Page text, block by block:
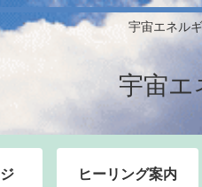
宇宙エネル
宇宙
ヒーリング案内